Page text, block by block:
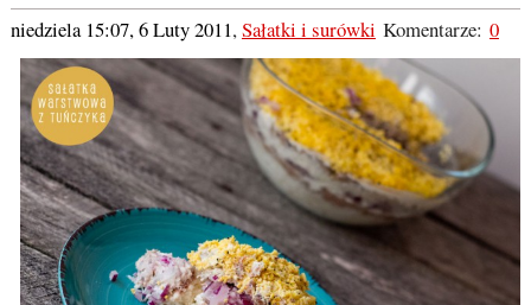
niedziela 15:07, 6 Luty 2011, Sałatki i surówki Komentarze: 0